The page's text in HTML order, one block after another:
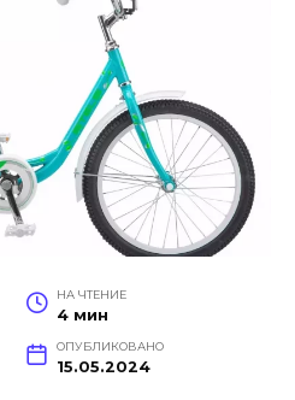
НА ЧТЕНИЕ
4 мин
ОПУБЛИКОВАНО
15.05.2024